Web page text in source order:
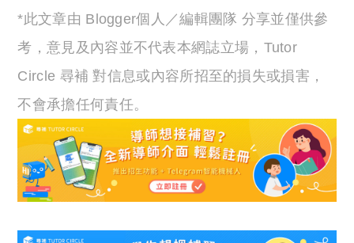
*此文章由 Blogger個人／編輯團隊 分享並僅供參
考，意見及內容並不代表本網誌立場，Tutor
Circle 尋補 對信息或內容所招至的損失或損害，
不會承擔任何責任。